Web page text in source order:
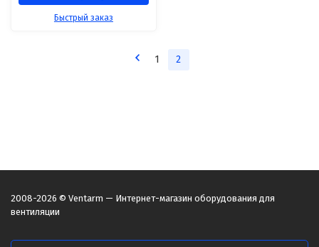
Быстрый заказ
1 2
2008-2026 © Ventarm — Интернет-магазин оборудования для
вентиляции